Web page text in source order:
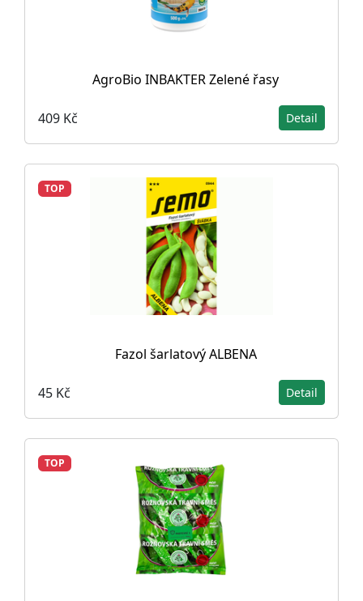
AgroBio INBAKTER Zelené řasy
409 Kč Detail
TOP
Fazol šarlatový ALBENA
45 Kč Detail
TOP